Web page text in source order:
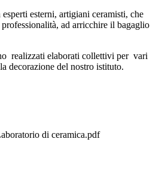
esterni, artigiani ceramisti, che
ad arricchire il bagaglio
realizzati elaborati collettivi per vari
decorazione del nostro istituto.
di ceramica.pdf